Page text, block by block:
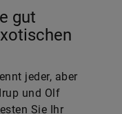
gut
jeder, aber
und Olf
Sie Ihr